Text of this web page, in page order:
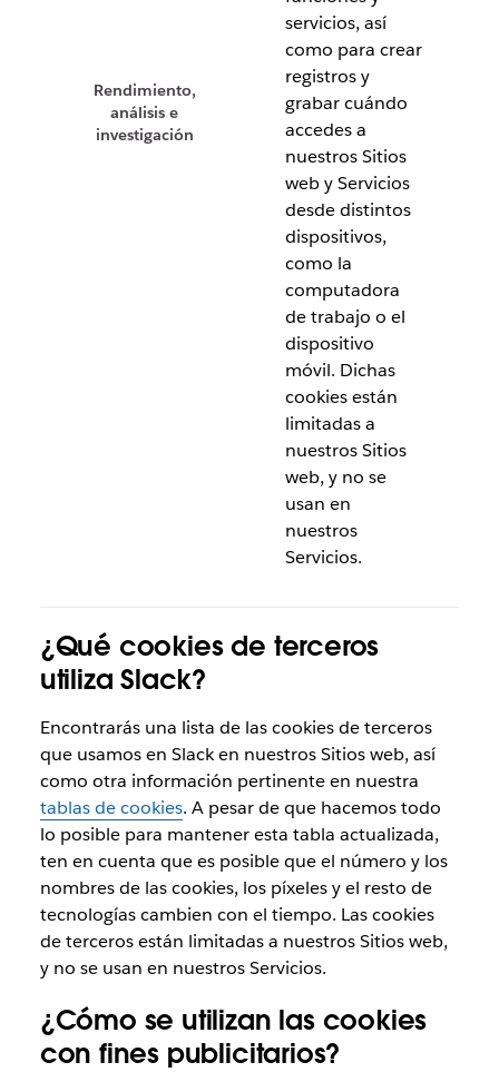
Rendimiento,
análisis e
investigación
servicios, así
como para crear
registros y
grabar cuándo
accedes a
nuestros Sitios
web y Servicios
desde distintos
dispositivos,
como la
computadora
de trabajo o el
dispositivo
móvil. Dichas
cookies están
limitadas a
nuestros Sitios
web, y no se
usan en
nuestros
Servicios.
¿Qué cookies de terceros
utiliza Slack?
Encontrarás una lista de las cookies de terceros
que usamos en Slack en nuestros Sitios web, así
como otra información pertinente en nuestra
tablas de cookies. A pesar de que hacemos todo
lo posible para mantener esta tabla actualizada,
ten en cuenta que es posible que el número y los
nombres de las cookies, los píxeles y el resto de
tecnologías cambien con el tiempo. Las cookies
de terceros están limitadas a nuestros Sitios web,
y no se usan en nuestros Servicios.
¿Cómo se utilizan las cookies
con fines publicitarios?